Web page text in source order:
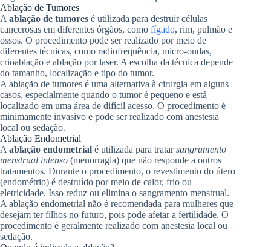
Ablação de Tumores
A ablação de tumores é utilizada para destruir células
cancerosas em diferentes órgãos, como fígado, rim, pulmão e
ossos. O procedimento pode ser realizado por meio de
diferentes técnicas, como radiofrequência, micro-ondas,
crioablação e ablação por laser. A escolha da técnica depende
do tamanho, localização e tipo do tumor.
A ablação de tumores é uma alternativa à cirurgia em alguns
casos, especialmente quando o tumor é pequeno e está
localizado em uma área de difícil acesso. O procedimento é
minimamente invasivo e pode ser realizado com anestesia
local ou sedação.
Ablação Endometrial
A ablação endometrial é utilizada para tratarsangramento
menstrual intenso (menorragia) que não responde a outros
tratamentos. Durante o procedimento, o revestimento do útero
(endométrio) é destruído por meio de calor, frio ou
eletricidade. Isso reduz ou elimina o sangramento menstrual.
A ablação endometrial não é recomendada para mulheres que
desejam ter filhos no futuro, pois pode afetar a fertilidade. O
procedimento é geralmente realizado com anestesia local ou
sedação.